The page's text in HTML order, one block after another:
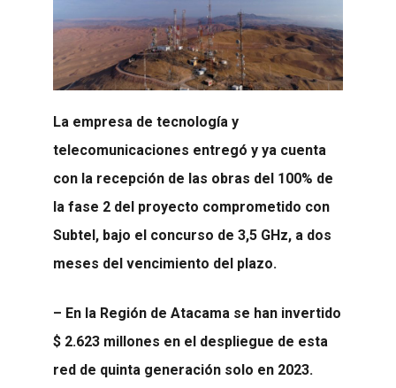
La empresa de tecnología y
telecomunicaciones entregó y ya cuenta
con la recepción de las obras del 100% de
la fase 2 del proyecto comprometido con
Subtel, bajo el concurso de 3,5 GHz, a dos
meses del vencimiento del plazo.
– En la Región de Atacama se han invertido
$ 2.623 millones en el despliegue de esta
red de quinta generación solo en 2023.